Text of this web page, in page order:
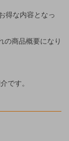
得な内容となっ
の商品概要になり
です。